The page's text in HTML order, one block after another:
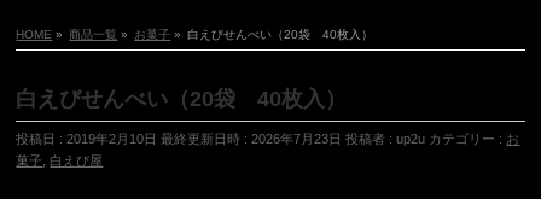
HOME » 商品一覧 » お菓子 » 白えびせんべい（20袋 40枚入）
白えびせんべい（20袋 40枚入）
投稿日 : 2019年2月10日 最終更新日時 : 2026年7月23日 投稿者 :up2u カテゴリー : お
菓子
白えび屋